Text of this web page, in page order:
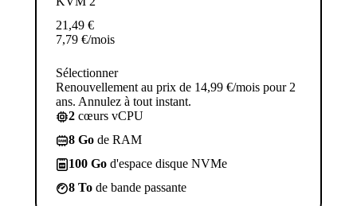
21,49 €
7,79 €/mois
Sélectionner
Renouvellement au prix de 14,99 €/mois pour 2
ans. Annulez à tout instant.
2 cœurs vCPU
8 Go de RAM
100 Go d'espace disque NVMe
8 To de bande passante